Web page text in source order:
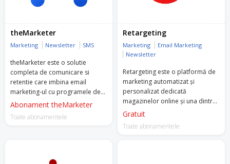
theMarketer
Marketing Newsletter SMS
theMarketer este o solutie
completa de comunicare si
retentie care imbina email
marketing-ul cu programele de
loialitate, transformand simplii
accelerand cresterea afacerilor.
Abonament theMarketer
Toate abonamentele
Retargeting
Marketing
Email Marketing
Newsletter
Retargeting este o platformă de
marketing automatizat și
personalizat dedicată
magazinelor online și una dintre
primele companii din Europa de
Marketing, cât și Google Premier
Gratuit
Toate abonamentele